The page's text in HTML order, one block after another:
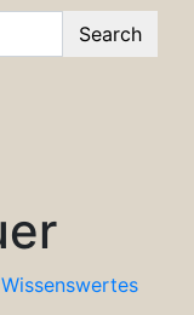
Search
Wissenswertes